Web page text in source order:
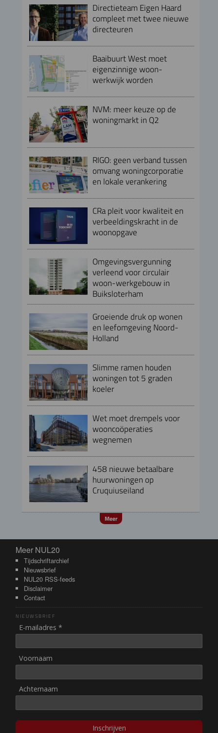
Directieteam Eigen Haard
compleet met twee nieuwe
directeuren
Baaibuurt West moet
eigenzinnige woon-
werkwijk worden
NVM: meer keuze op de
woningmarkt in Q2
RIGO: geen verband tussen
omvang woningcorporatie
en lokale verankering
CRa pleit voor kwaliteit en
verbeeldingskracht in de
woonopgave
Omgevingsvergunning
verleend voor circulair
woon-werkgebouw in
Buiksloterham
Groeiende druk op wonen
en leefomgeving Noord-
Holland
Slimme ramen houden
woningen tot 5 graden
koeler
Wet moet drempels voor
wooncoöperaties
wegnemen
458 nieuwe betaalbare
huurwoningen op
Cruquiuseiland
Meer
Meer NUL20
Meer NUL20
Tijdschriftarchief
Nieuwsbrief
NUL20 RSS-feeds
Disclaimer
Contact
NIEUWSBRIEF
E-mailadres *
Voornaam
Achternaam
Inschrijven